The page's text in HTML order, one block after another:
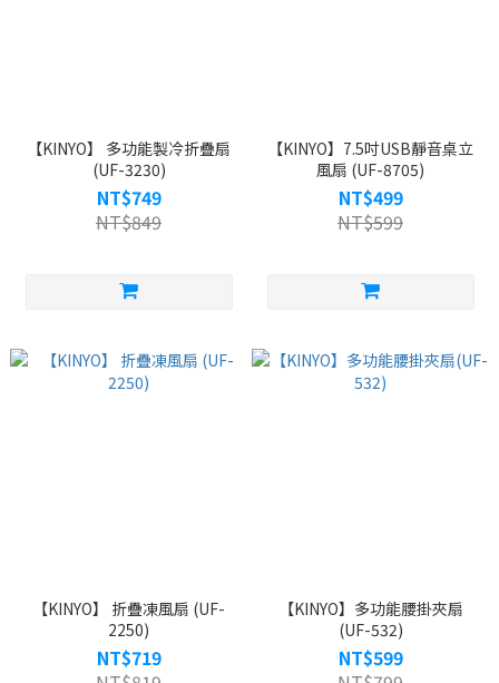
【KINYO】 多功能製冷折疊扇
(UF-3230)
NT$749
NT$849
【KINYO】7.5吋USB靜音桌立
風扇 (UF-8705)
NT$499
NT$599
【KINYO】 折疊凍風扇 (UF-
2250)
NT$719
【KINYO】多功能腰掛夾扇
(UF-532)
NT$599